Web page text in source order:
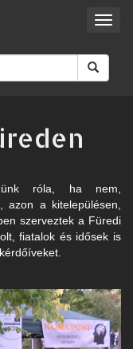
róla, ha nem,
azon a kitelepülésen,
szerveztek a Füredi
fiatalok és idősek is